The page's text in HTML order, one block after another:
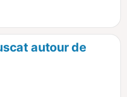
le
autour de